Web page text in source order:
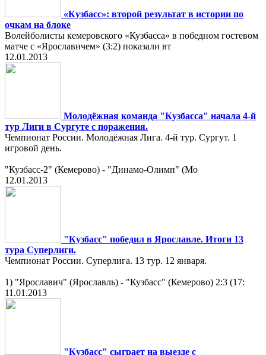
«Кузбасс»: второй результат в истории по
очкам на блоке
Волейболисты кемеровского «Кузбасса» в победном гостевом
матче с «Ярославичем» (3:2) показали вт
12.01.2013
Молодёжная команда "Кузбасса" начала 4-й
тур Лиги в Сургуте с поражения.
Чемпионат России. Молодёжная Лига. 4-й тур. Сургут. 1
игровой день.
"Кузбасс-2" (Кемерово) - "Динамо-Олимп" (Мо
12.01.2013
"Кузбасс" победил в Ярославле. Итоги 13
тура Суперлиги.
Чемпионат России. Суперлига. 13 тур. 12 января.
1) "Ярославич" (Ярославль) - "Кузбасс" (Кемерово) 2:3 (17:
11.01.2013
"Кузбасс" сыграет на выезде с